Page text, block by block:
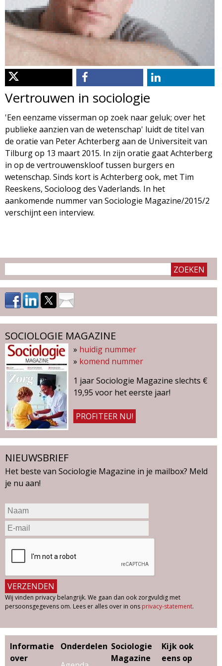
i
o
l
o
g
i
e
M
a
a
z
i
n
e
d
m
n
u
Vertrouwen in sociologie
'Een eenzame visserman op zoek naar geluk; over het
publieke aanzien van de wetenschap' luidt de titel van
de oratie van Peter Achterberg aan de Universiteit van
Tilburg op 13 maart 2015. In zijn oratie gaat Achterberg
in op de vertrouwenskloof tussen burgers en
wetenschap. Sinds kort is Achterberg ook, met Tim
Reeskens, Socioloog des Vaderlands. In het
aankomende nummer van Sociologie Magazine/2015/2
verschijnt een interview.
SOCIOLOGIE MAGAZINE
» huidig nummer
» komend nummer
1 jaar Sociologie Magazine slechts €
19,95 voor het eerste jaar!
PROFITEER NU!
NIEUWSBRIEF
Het beste van Sociologie Magazine in je mailbox? Meld
je nu aan!
Wij vinden privacy belangrijk. We gaan dan ook zorgvuldig met
persoonsgegevens om. Lees er alles over in ons privacy-statement.
Informatie
over
Onderdelen Sociologie
Magazine
Kijk ook
eens op